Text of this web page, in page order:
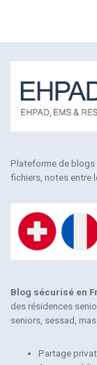
Plateforme de blogs
fichiers, notes entre
Blog sécurisé en
des résidences
seniors, sessad, mas.
Partage